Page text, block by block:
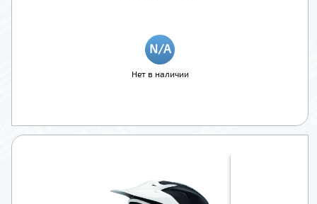
Нет в наличии